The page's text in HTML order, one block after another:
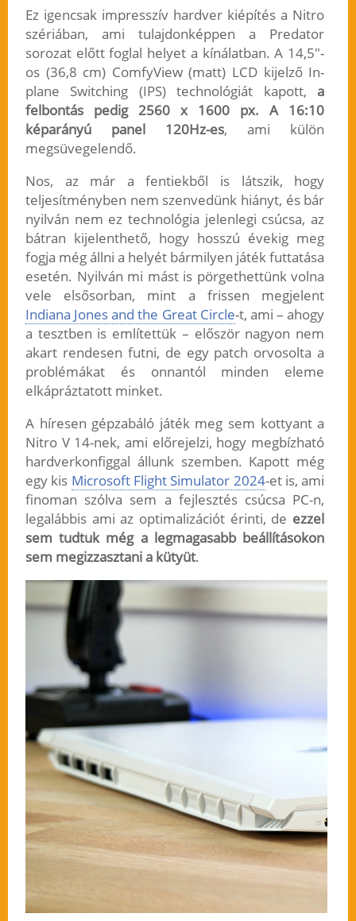
Ez igencsak impresszív hardver kiépítés a Nitro
szériában, ami tulajdonképpen a Predator
sorozat előtt foglal helyet a kínálatban. A 14,5″-
os (36,8 cm) ComfyView (matt) LCD kijelző In-
plane Switching (IPS) technológiát kapott,a
felbontás pedig 2560 x 1600 px. A 16:10
képarányú panel 120Hz-es, ami külön
megsüvegelendő.
Nos, az már a fentiekből is látszik, hogy
teljesítményben nem szenvedünk hiányt, és bár
nyilván nem ez technológia jelenlegi csúcsa, az
bátran kijelenthető, hogy hosszú évekig meg
fogja még állni a helyét bármilyen játék futtatása
esetén. Nyilván mi mást is pörgethettünk volna
vele elsősorban, mint a frissen megjelent
Indiana Jones and the Great Circle-t, ami – ahogy
a tesztben is említettük – először nagyon nem
akart rendesen futni, de egy patch orvosolta a
problémákat és onnantól minden eleme
elkápráztatott minket.
A híresen gépzabáló játék meg sem kottyant a
Nitro V 14-nek, ami előrejelzi, hogy megbízható
hardverkonfiggal állunk szemben. Kapott még
egy kis Microsoft Flight Simulator 2024-et is, ami
finoman szólva sem a fejlesztés csúcsa PC-n,
legalábbis ami az optimalizációt érinti, de ezzel
sem tudtuk még a legmagasabb beállításokon
sem megizzasztani a kütyüt.